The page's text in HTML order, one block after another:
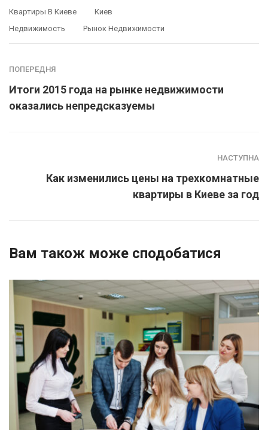
Квартиры В Киеве
Киев
Недвижимость
Рынок Недвижимости
ПОПЕРЕДНЯ
Итоги 2015 года на рынке недвижимости
оказались непредсказуемы
НАСТУПНА
Как изменились цены на трехкомнатные
квартиры в Киеве за год
Вам також може сподобатися